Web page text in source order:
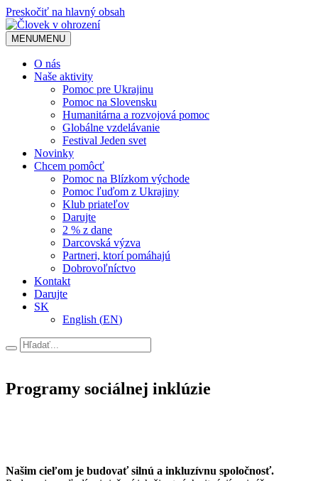
Preskočiť na hlavný obsah
MENUMENU
O nás
Naše aktivity
Pomoc pre Ukrajinu
Pomoc na Slovensku
Humanitárna a rozvojová pomoc
Globálne vzdelávanie
Festival Jeden svet
Novinky
Chcem pomôcť
Pomoc na Blízkom východe
Pomoc ľuďom z Ukrajiny
Klub priateľov
Darujte
2 % z dane
Darcovská výzva
Partneri, ktorí pomáhajú
Dobrovoľníctvo
Kontakt
Darujte
SK
English (EN)
Hľadať
Programy sociálnej inklúzie
Našim cieľom je budovať silnú a inkluzívnu spoločnosť.